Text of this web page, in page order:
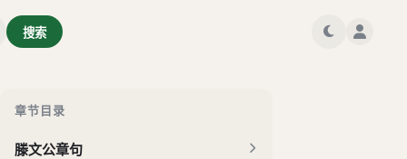
搜索
章节目录
公孙丑章句
滕文公章句